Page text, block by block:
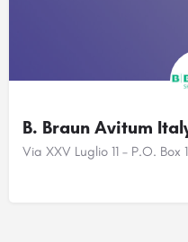
B. Braun Avitum
Via XXV Luglio 11 – P.O.